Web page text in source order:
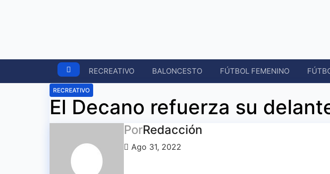
RECREATIVO BALONCESTO FÚTBOL FEMENINO
RECREATIVO
El Decano refuerza su
PorRedacción
Ago 31, 2022